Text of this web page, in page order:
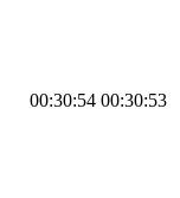
00:30:54 00:30:53